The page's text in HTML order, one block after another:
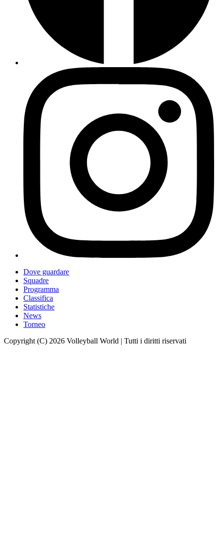
Dove guardare
Squadre
Programma
Classifica
Statistiche
News
Torneo
Copyright (C) 2026 Volleyball World | Tutti i diritti riservati